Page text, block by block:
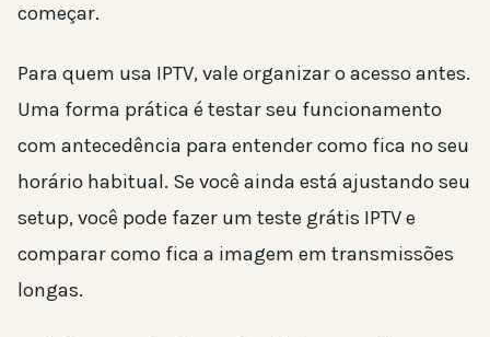
começar.
Para quem usa IPTV, vale organizar o acesso antes.
Uma forma prática é testar seu funcionamento
com antecedência para entender como fica no seu
horário habitual. Se você ainda está ajustando seu
setup, você pode fazer um teste grátis IPTV e
comparar como fica a imagem em transmissões
longas.